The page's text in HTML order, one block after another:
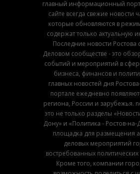
главный информационный
сайте всегда свежие новости
которые обновляются в
содержат только актуальную
Последние новости Ростова
Деловом сообществе - это
событий и мероприятий в
бизнеса, финансов и
главных новостей дня
портале ежедневно
региона, России и зарубежья.
это не только разделы
Дону» и «Политика - Ростов-на-
площадка для размещения
деловых мероприятий
востребованных
Кроме того, компании